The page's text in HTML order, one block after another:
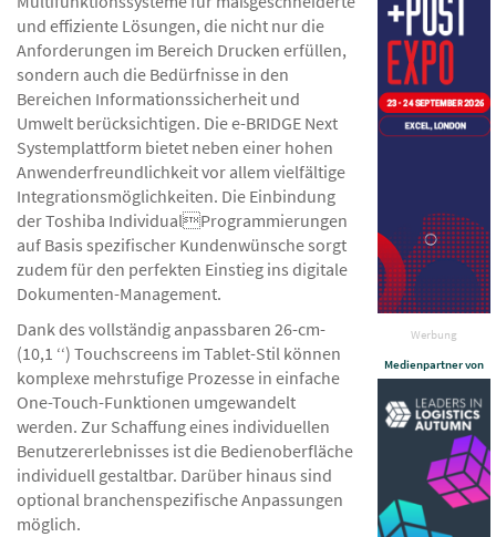
Werbung
Medienpartner von
und effiziente Lösungen, die nicht nur die
Anforderungen im Bereich Drucken erfüllen,
sondern auch die Bedürfnisse in den
Bereichen Informationssicherheit und
Umwelt berücksichtigen. Die e-BRIDGE Next
Systemplattform bietet neben einer hohen
Anwenderfreundlichkeit vor allem vielfältige
Integrationsmöglichkeiten. Die Einbindung
der Toshiba IndividualProgrammierungen
auf Basis spezifischer Kundenwünsche sorgt
zudem für den perfekten Einstieg ins digitale
Dokumenten-Management.
Dank des vollständig anpassbaren 26-cm-
(10,1 ‘‘) Touchscreens im Tablet-Stil können
komplexe mehrstufige Prozesse in einfache
One-Touch-Funktionen umgewandelt
werden. Zur Schaffung eines individuellen
Benutzererlebnisses ist die Bedienoberfläche
individuell gestaltbar. Darüber hinaus sind
optional branchenspezifische Anpassungen
möglich.